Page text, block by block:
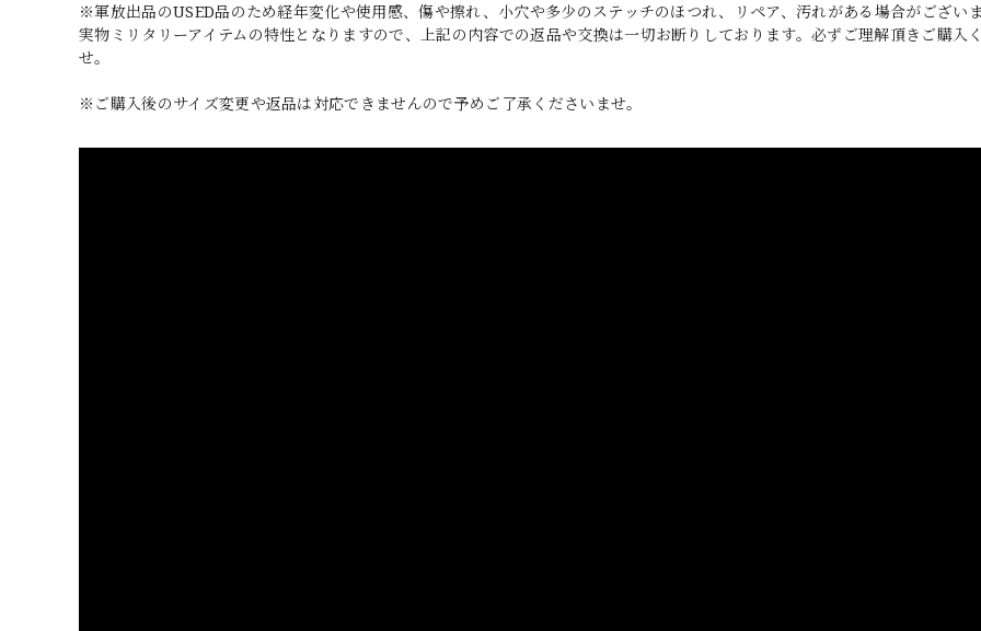
※軍放出品のUSED品のため経年変化や使用感、傷や擦れ、小穴や多少のステッチのほつれ、リペア、汚れがある場合がござい
実物ミリタリーアイテムの特性となりますので、上記の内容での返品や交換は一切お断りしております。必ずご理解頂きご購入
せ。
※ご購入後のサイズ変更や返品は対応できませんので予めご了承くださいませ。